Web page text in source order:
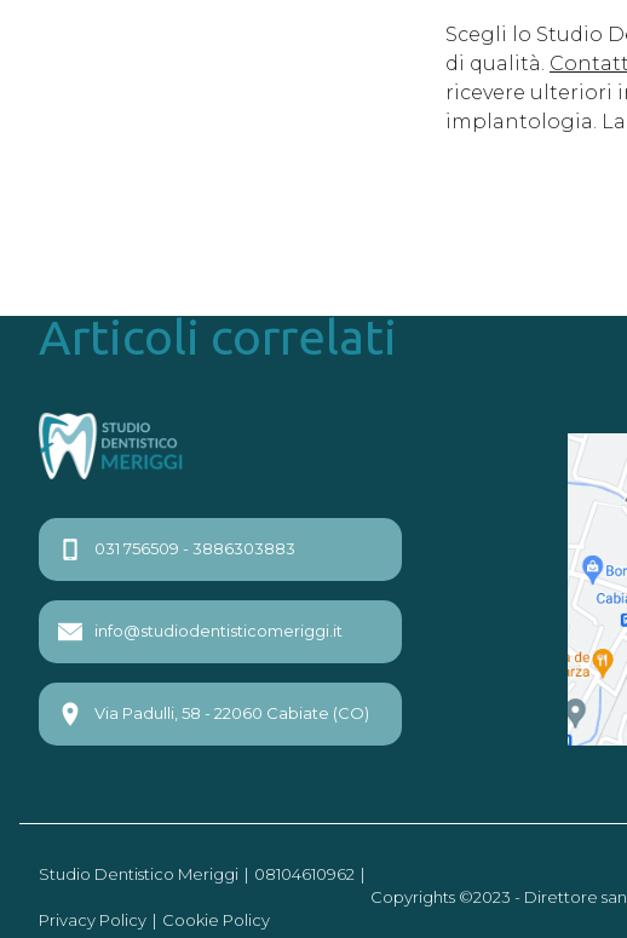
Scegli lo Studio
di qualità.
ricevere ulteriori
implantologia.
Articoli correlati
Navigazione
articoli
Previous
page
Next
page
031 756509 - 3886303883
info@studiodentisticomeriggi.it
Via Padulli, 58 - 22060 Cabiate (CO)
Studio Dentistico Meriggi
08104610962
Copyrights ©2023 - Direttore
Privacy Policy Cookie Policy